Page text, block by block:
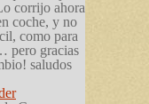
corrijo ahora
coche, y no
como para
pero gracias
saludos